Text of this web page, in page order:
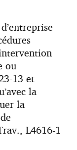
ou
13 et
la
la
L4616-1